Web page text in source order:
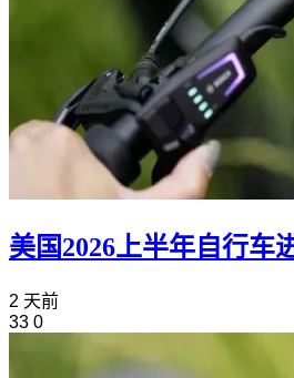
美国2026上半年自行车
2 天前
33 0